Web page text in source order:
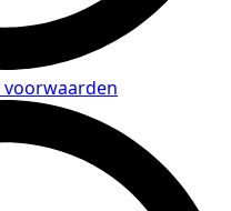
voorwaarden